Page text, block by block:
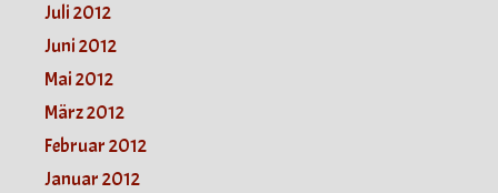
Juli 2012
Juni 2012
Mai 2012
März 2012
Februar 2012
Januar 2012